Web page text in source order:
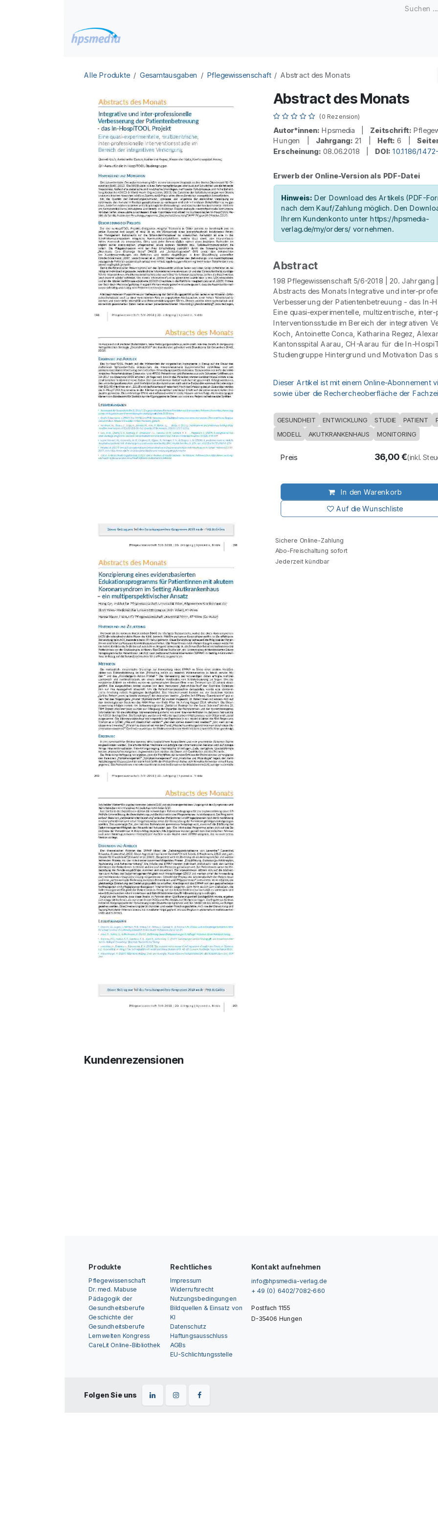
Alle Produkte Gesamtausgaben Pflegewissenschaft Abstract des Monats
Abstract des Monats
(0 Rezension)
Autor*innen: Hpsmedia | Zeitschrift:
Hungen | Jahrgang: 21 | Heft: 6 |
Erscheinung: 08.06.2018 | DOI: 10.1186/
Erwerb der Online-Version als PDF-Datei
Hinweis: Der Download des Artikels (PDF-
nach dem Kauf/Zahlung möglich. Den
Ihrem Kundenkonto unter https://hpsmedia-
verlag.de/my/orders/ vornehmen.
Abstract
198 Pflegewissenschaft 5/6-2018 | 20. Jahrgang
Abstracts des Monats Integrative und inter-
Verbesserung der Patientenbetreuung - das In-
Eine quasi-experimentelle, multizentrische,
Interventionsstudie im Bereich der integrativen
Koch, Antoinette Conca, Katharina Regez,
Kantonsspital Aarau, CH-Aarau für die In-
Studiengruppe Hintergrund und Motivation Das
Dieser Artikel ist mit einem Online-Abonnement
sowie über die Rechercheoberfläche der
GESUNDHEIT ENTWICKLUNG STUDIE PATIENT
MODELL
AKUTKRANKENHAUS MONITORING
In den Warenkorb
Auf die Wunschliste
Preis 36,00€(inkl.
Sichere Online-Zahlung
Abo-Freischaltung sofort
Jederzeit kündbar
Kundenrezensionen
Produkte
Pflegewissenschaft
Dr. med. Mabuse
Pädagogik der
Gesundheitsberufe
Geschichte der
Gesundheitsberufe
Lernwelten Kongress
CareLit Online-Bibliothek
Rechtliches
Impressum
Widerrufsrecht
Nutzungsbedingungen
Bildquellen & Einsatz von
KI
Datenschutz
Haftungsausschluss
AGBs
EU-Schlichtungsstelle
Kontakt aufnehmen
info@hpsmedia-verlag.de
+ 49 (0) 6402/7082-660
Postfach 1155
D-35406 Hungen
Folgen Sie uns